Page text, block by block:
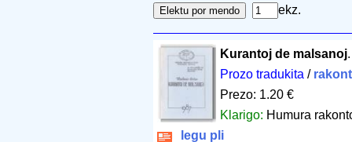
ekz.
Kurantoj de malsanoj
Prozo tradukita /
Prezo: 1.20 €
Klarigo: Humura
legu pli